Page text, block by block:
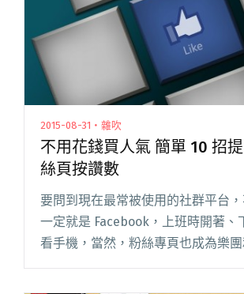
2015-08-31・雜吹
不用花錢買人氣 簡單 10 招
絲頁按讚數
要問到現在最常被使用的社群平台，
一定就是 Facebook，上班時開著、
看手機，當然，粉絲專頁也成為樂團
迷聯繫互動、擴大群眾效應之最方